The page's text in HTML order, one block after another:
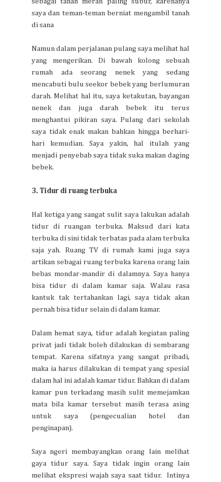
saya dan teman-teman berniat mengambil tanah
di sana
Namun dalam perjalanan pulang saya melihat hal
yang mengerikan. Di bawah kolong sebuah
rumah ada seorang nenek yang sedang
mencabuti bulu seekor bebek yang berlumuran
darah. Melihat hal itu, saya ketakutan, bayangan
nenek dan juga darah bebek itu terus
menghantui pikiran saya. Pulang dari sekolah
saya tidak enak makan bahkan hingga berhari-
hari kemudian. Saya yakin, hal itulah yang
menjadi penyebab saya tidak suka makan daging
bebek.
3. Tidur di ruang terbuka
Hal ketiga yang sangat sulit saya lakukan adalah
tidur di ruangan terbuka. Maksud dari kata
terbuka di sini tidak terbatas pada alam terbuka
saja yah. Ruang TV di rumah kami juga saya
artikan sebagai ruang terbuka karena orang lain
bebas mondar-mandir di dalamnya. Saya hanya
bisa tidur di dalam kamar saja. Walau rasa
kantuk tak tertahankan lagi, saya tidak akan
pernah bisa tidur selain di dalam kamar.
Dalam hemat saya, tidur adalah kegiatan paling
privat jadi tidak boleh dilakukan di sembarang
tempat. Karena sifatnya yang sangat pribadi,
maka ia harus dilakukan di tempat yang spesial
dalam hal ini adalah kamar tidur. Bahkan di dalam
kamar pun terkadang masih sulit memejamkan
mata bila kamar tersebut masih terasa asing
untuk saya (pengecualian hotel dan
penginapan).
Saya ngeri membayangkan orang lain melihat
gaya tidur saya. Saya tidak ingin orang lain
melihat ekspresi wajah saya saat tidur. Intinya